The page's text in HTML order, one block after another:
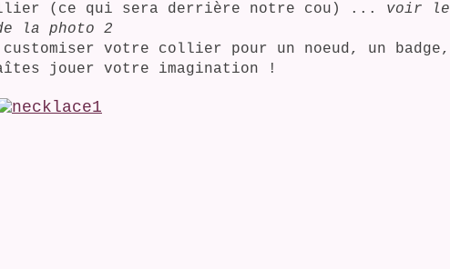
(ce qui sera derrière notre cou) ... voir le
la photo 2
votre collier pour un noeud, un badge,
jouer votre imagination !